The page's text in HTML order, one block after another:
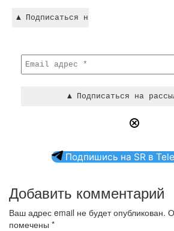
Подпишись на SR в
Добавить комментарий
Ваш адрес email не будет опубликован.
помечены *